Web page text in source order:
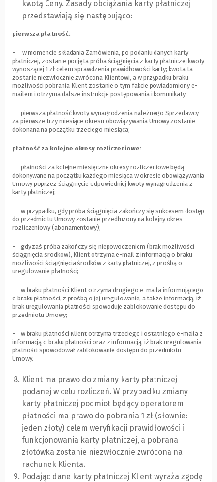
kwotą Ceny. Zasady obciążania karty płatniczej
przedstawiają się następująco:
pierwsza płatność:
- w momencie składania Zamówienia, po podaniu danych karty
płatniczej, zostanie podjęta próba ściągnięcia z karty płatniczej kwoty
wynoszącej 1 zł celem sprawdzenia prawidłowości karty; kwota ta
zostanie niezwłocznie zwrócona Klientowi, a w przypadku braku
możliwości pobrania Klient zostanie o tym fakcie powiadomiony e-
mailem i otrzyma dalsze instrukcje postępowania i komunikaty;
- pierwsza płatność kwoty wynagrodzenia należnego Sprzedawcy
za pierwsze trzy miesiące okresu obowiązywania Umowy zostanie
dokonana na początku trzeciego miesiąca;
płatność za kolejne okresy rozliczeniowe:
- płatności za kolejne miesięczne okresy rozliczeniowe będą
dokonywane na początku każdego miesiąca w okresie obowiązywania
Umowy poprzez ściągnięcie odpowiedniej kwoty wynagrodzenia z
karty płatniczej;
- w przypadku, gdy próba ściągnięcia zakończy się sukcesem dostęp
do przedmiotu Umowy zostanie przedłużony na kolejny okres
rozliczeniowy (abonamentowy);
- gdy zaś próba zakończy się niepowodzeniem (brak możliwości
ściągnięcia środków), Klient otrzyma e-mail z informacją o braku
możliwości ściągnięcia środków z karty płatniczej, z prośbą o
uregulowanie płatności;
- w braku płatności Klient otrzyma drugiego e-maila informującego
o braku płatności, z prośbą o jej uregulowanie, a także informacją, iż
brak uregulowania płatności spowoduje zablokowanie dostępu do
przedmiotu Umowy;
- w braku płatności Klient otrzyma trzeciego i ostatniego e-maila z
informacją o braku płatności oraz z informacją, iż brak uregulowania
płatności spowodował zablokowanie dostępu do przedmiotu
Umowy.
Klient ma prawo do zmiany karty płatniczej
podanej w celu rozliczeń. W przypadku zmiany
karty płatniczej podmiot będący operatorem
płatności ma prawo do pobrania 1 zł (słownie:
jeden złoty) celem weryfikacji prawidłowości i
funkcjonowania karty płatniczej, a pobrana
złotówka zostanie niezwłocznie zwrócona na
rachunek Klienta.
Podając dane karty płatniczej Klient wyraża zgodę